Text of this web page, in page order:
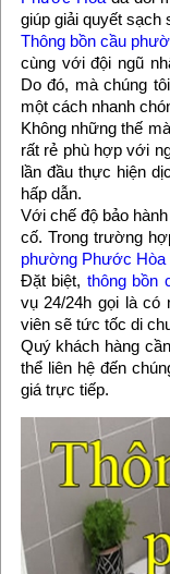
giúp giải quyết sạch
Thông bồn cầu
cùng với đội ngũ
Do đó, mà chúng
một cách nhanh
Không những thế
rất rẻ phù hợp với
lần đầu thực hiện
hấp dẫn.
Với chế độ bảo
cố. Trong trường
phường Phước Hòa
Đặt biệt, thông bồn
vụ 24/24h gọi là có
viên sẽ tức tốc di
Quý khách hàng cần
thể liên hệ đến
giá trực tiếp.